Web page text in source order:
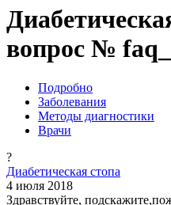
вопрос №
Подробно
Заболевания
Методы диагностики
Врачи
?
Диабетическая стопа
4 июля 2018
Здравствуйте,